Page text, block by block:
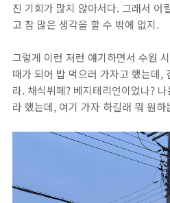
진 기회가 많지 않아서다. 그래서 어
고 참 많은 생각을 할 수 밖에 없지.
그렇게 이런 저런 얘기하면서 수원
때가 되어 밥 먹으러 가자고 했는데,
라. 채식뷔페? 베지테리언이었나?
라 했는데, 여기 가자 하길래 뭐 원